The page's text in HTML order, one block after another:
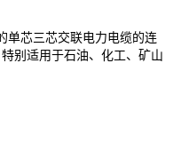
单芯三芯交联电力电缆的连
别适用于石油、化工、矿山